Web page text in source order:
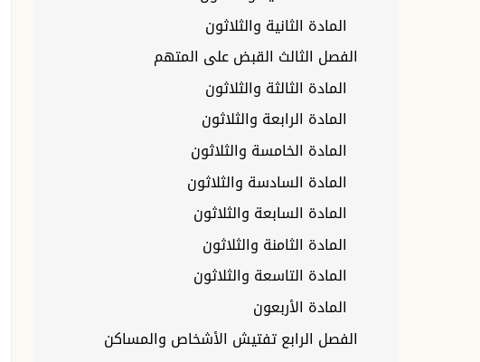
المادة الثانية والثلاثون
الفصل الثالث القبض على المتهم
المادة الثالثة والثلاثون
المادة الرابعة والثلاثون
المادة الخامسة والثلاثون
المادة السادسة والثلاثون
المادة السابعة والثلاثون
المادة الثامنة والثلاثون
المادة التاسعة والثلاثون
المادة الأربعون
الفصل الرابع تفتيش الأشخاص والمساكن